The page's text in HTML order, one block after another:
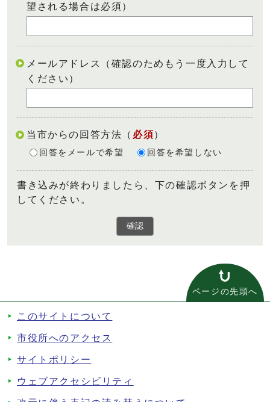
望される場合は必須）
メールアドレス（確認のためもう一度入力して
ください）
当市からの回答方法 （ 必須）
回答をメールで希望 回答を希望しない
書き込みが終わりましたら、下の確認ボタンを押
してください。
確認
ページの先頭へ
このサイトについて
市役所へのアクセス
サイトポリシー
ウェブアクセシビリティ